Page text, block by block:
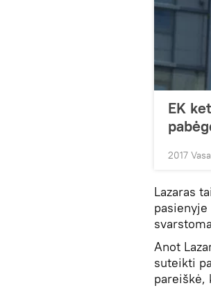
EK
2017
Lazaras
Anot
suteikti
pareiškė,